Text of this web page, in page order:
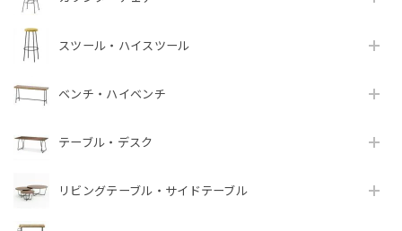
スツール・ハイスツール
ベンチ・ハイベンチ
テーブル・デスク
リビングテーブル・サイドテーブル